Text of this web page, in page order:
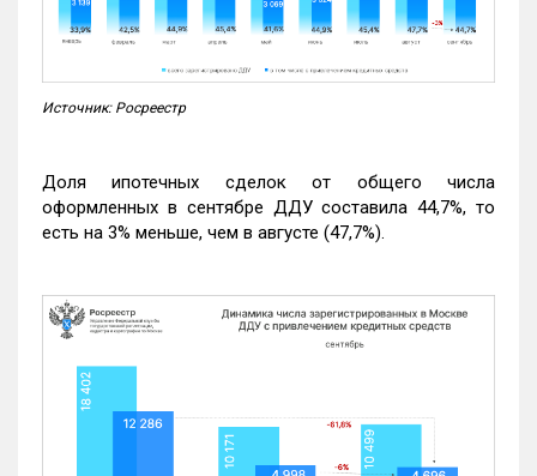
Источник: Росреестр
Доля ипотечных сделок от общего числа
оформленных в сентябре ДДУ составила 44,7%, то
есть на 3% меньше, чем в августе (47,7%).